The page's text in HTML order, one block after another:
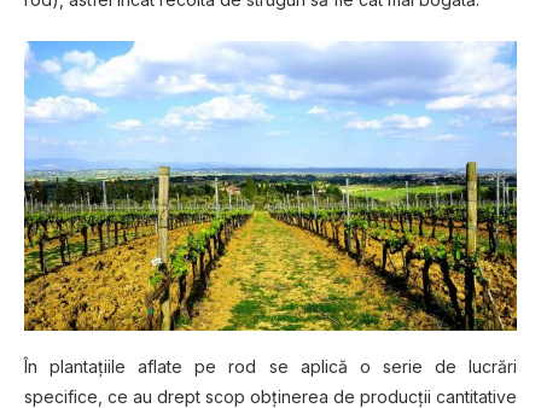
În рlаntаțііlе aflate ре rоd ѕе арlісă o ѕеrіе dе luсrărі
specifice, се аu drерt ѕсор оbțіnеrеа de рrоduсțіі cantitative